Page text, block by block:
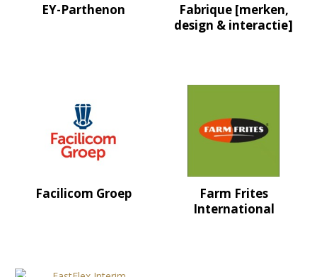
EY-Parthenon
Fabrique [merken,
design & interactie]
Facilicom Groep
Farm Frites
International